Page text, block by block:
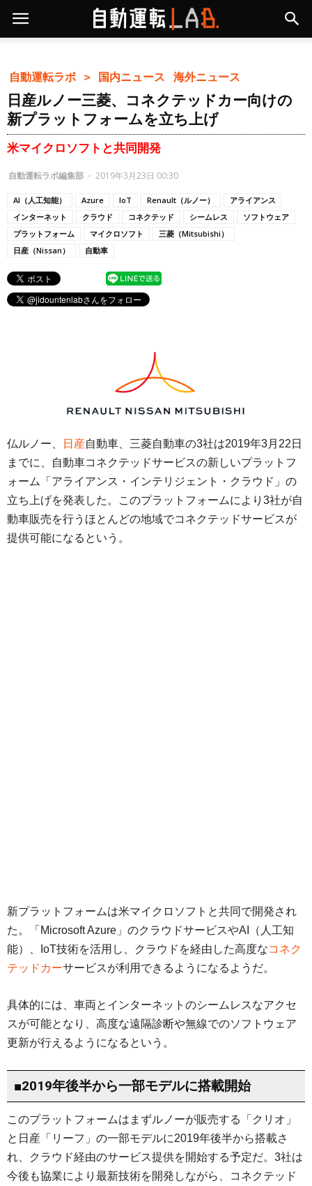
自動運転ラボ ＞ 国内ニュース 海外ニュース
日産ルノー三菱、コネクテッドカー向けの
新プラットフォームを立ち上げ
米マイクロソフトと共同開発
自動運転ラボ編集部 - 2019年3月23日 00:30
AI（人工知能） Azure IoT Renault（ルノー）
アライアンス
インターネット
クラウド コネクテッド シームレス
ソフトウェア
プラットフォーム
マイクロソフト
三菱（Mitsubishi）
日産（Nissan）
自動車
仏ルノー、 日産自動車、三菱自動車の3社は2019年3月22日
までに、自動車コネクテッドサービスの新しいプラットフ
ォーム「アライアンス・インテリジェント・クラウド」の
立ち上げを発表した。このプラットフォームにより3社が自
動車販売を行うほとんどの地域でコネクテッドサービスが
提供可能になるという。
新プラットフォームは米マイクロソフトと共同で開発され
た。「Microsoft Azure」のクラウドサービスやAI（人工知
能）、IoT技術を活用し、クラウドを経由した高度なコネク
テッドカーサービスが利用できるようになるようだ。
具体的には、車両とインターネットのシームレスなアクセ
スが可能となり、高度な遠隔診断や無線でのソフトウェア
更新が行えるようになるという。
■2019年後半から一部モデルに搭載開始
このプラットフォームはまずルノーが販売する「クリオ」
と日産「リーフ」の一部モデルに2019年後半から搭載さ
れ、クラウド経由のサービス提供を開始する予定だ。3社は
今後も協業により最新技術を開発しながら、コネクテッド